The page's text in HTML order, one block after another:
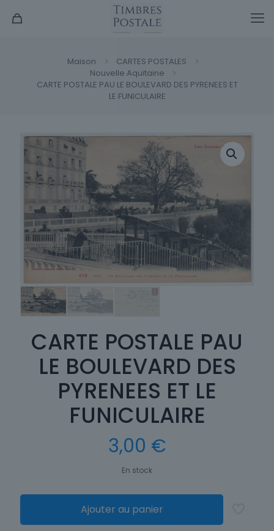
Maison
CARTES POSTALES
Nouvelle Aquitaine
CARTE POSTALE PAU LE BOULEVARD DES PYRENEES ET
LE FUNICULAIRE
CARTE POSTALE PAU
LE BOULEVARD DES
PYRENEES ET LE
FUNICULAIRE
3,00 €
En stock
Ajouter au panier